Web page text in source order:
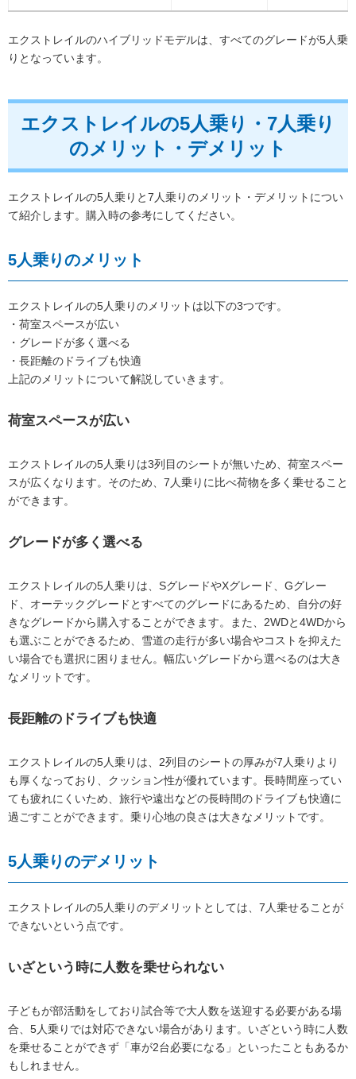
エクストレイルのハイブリッドモデルは、すべてのグレードが5人乗
りとなっています。
エクストレイルの5人乗り・7人乗り
のメリット・デメリット
エクストレイルの5人乗りと7人乗りのメリット・デメリットについ
て紹介します。購入時の参考にしてください。
5人乗りのメリット
エクストレイルの5人乗りのメリットは以下の3つです。
・荷室スペースが広い
・グレードが多く選べる
・長距離のドライブも快適
上記のメリットについて解説していきます。
荷室スペースが広い
エクストレイルの5人乗りは3列目のシートが無いため、荷室スペー
スが広くなります。そのため、7人乗りに比べ荷物を多く乗せること
ができます。
グレードが多く選べる
エクストレイルの5人乗りは、SグレードやXグレード、Gグレー
ド、オーテックグレードとすべてのグレードにあるため、自分の好
きなグレードから購入することができます。また、2WDと4WDから
も選ぶことができるため、雪道の走行が多い場合やコストを抑えた
い場合でも選択に困りません。幅広いグレードから選べるのは大き
なメリットです。
長距離のドライブも快適
エクストレイルの5人乗りは、2列目のシートの厚みが7人乗りより
も厚くなっており、クッション性が優れています。長時間座ってい
ても疲れにくいため、旅行や遠出などの長時間のドライブも快適に
過ごすことができます。乗り心地の良さは大きなメリットです。
5人乗りのデメリット
エクストレイルの5人乗りのデメリットとしては、7人乗せることが
できないという点です。
いざという時に人数を乗せられない
子どもが部活動をしており試合等で大人数を送迎する必要がある場
合、5人乗りでは対応できない場合があります。いざという時に人数
を乗せることができず「車が2台必要になる」といったこともあるか
もしれません。